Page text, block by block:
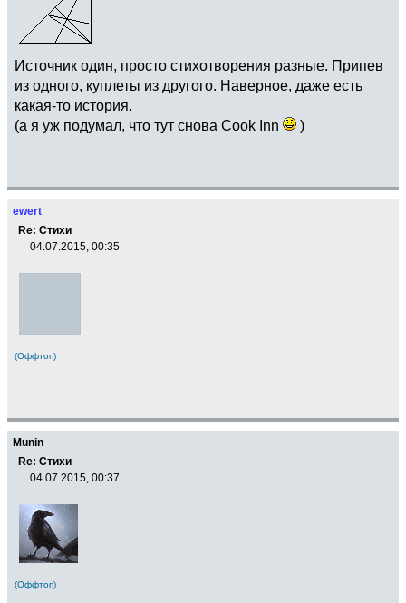
Источник один, просто стихотворения разные. Припев
из одного, куплеты из другого. Наверное, даже есть
какая-то история.
(а я уж подумал, что тут снова Cook Inn
)
ewert
Re: Стихи
04.07.2015, 00:35
(Оффтоп)
Munin
Re: Стихи
04.07.2015, 00:37
(Оффтоп)